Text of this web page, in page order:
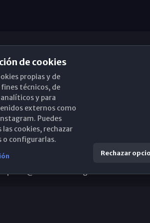
de Málaga
María, 18-20. 29015 Málaga
952 224 386
de cookies
propias y de
técnicos, de
y para
externos como
Puedes
cookies, rechazar
o configurarlas.
Rechazar